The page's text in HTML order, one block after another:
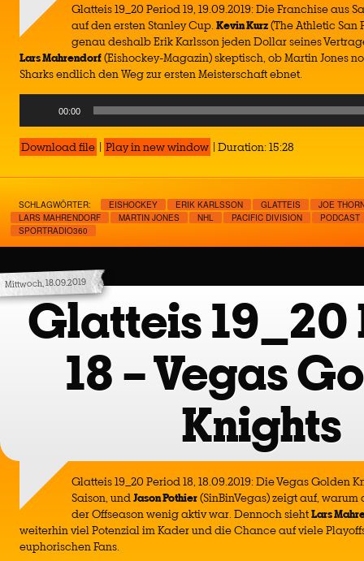
Glatteis 19_20 Period 19, 19.09.2019: Die Franchise aus
auf den ersten Stanley Cup.Kevin Kurz(The Athletic San
genau deshalb Erik Karlsson jeden Dollar seines
LarsMahrendorf(Eishockey-Magazin) skeptisch, ob Martin Jones
Sharks endlich den Weg zur ersten Meisterschaft ebnet.
00:00
Download file | Play in new window | Duration: 15:28
SCHLAGWÖRTER: EISHOCKEY ERIK KARLSSON GLATTEIS
JOE
LARS MAHRENDORF
MARTIN JONES NHL PACIFIC DIVISION
PODCAST
SPORTRADIO360
Mittwoch, 18.09.2019
Glatteis 19_20
18 – Vegas
Knights
Glatteis 19_20 Period 18, 18.09.2019: Die Vegas Golden
Saison, undJason Pothier(SinBinVegas) zeigt auf,
der Offseason wenig aktiv war. Dennoch siehtLars
weiterhin viel Potenzial im Kader und die Chance auf viele
euphorischen Fans.